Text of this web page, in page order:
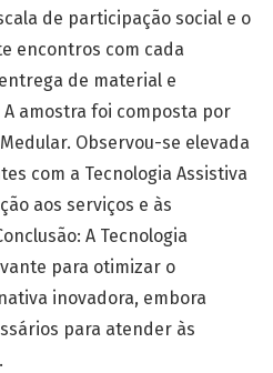
de participação social e o
encontros com cada
de material e
amostra foi composta por
Observou-se elevada
com a Tecnologia Assistiva
aos serviços e às
A Tecnologia
para otimizar o
inovadora, embora
para atender às